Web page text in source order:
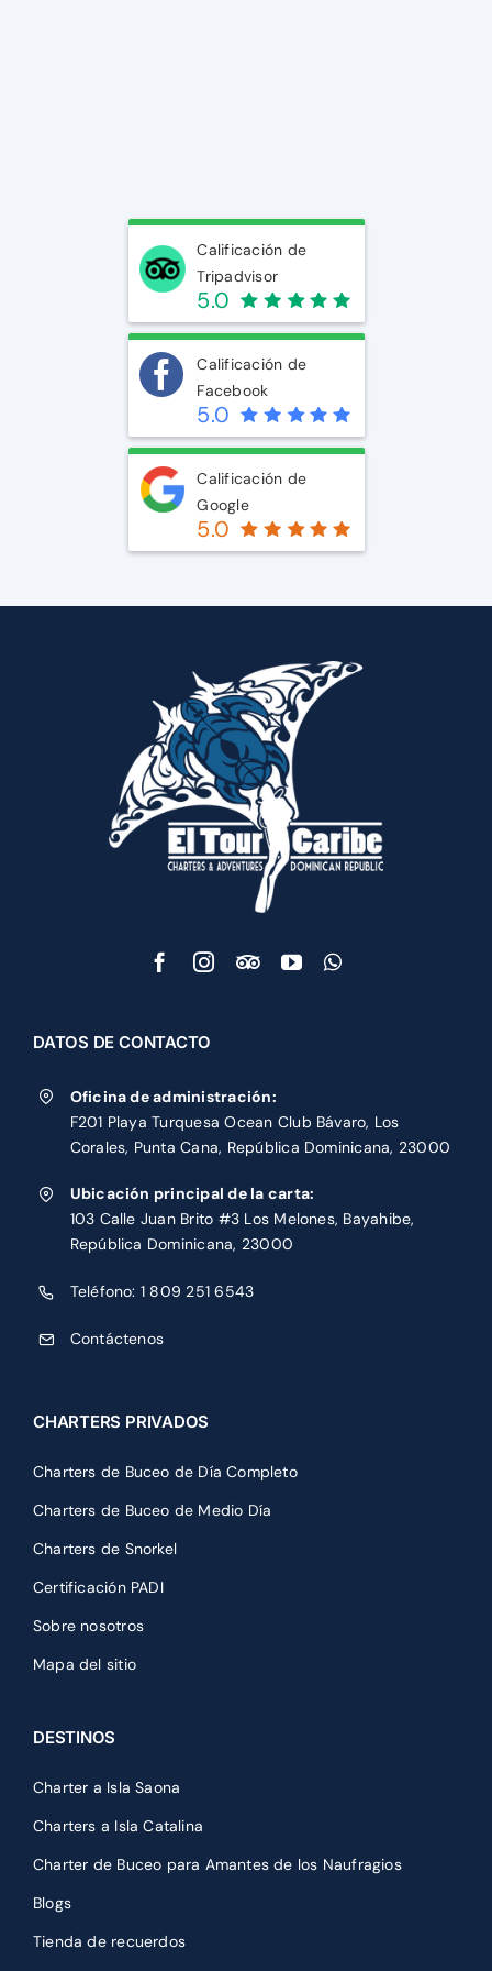
Calificación de
Tripadvisor
5.0
Calificación de
Facebook
5.0
Calificación de
Google
5.0
DATOS DE CONTACTO
Oficina de administración:
F201 Playa Turquesa Ocean Club Bávaro, Los
Corales, Punta Cana, República Dominicana, 23000
Ubicación principal de la carta:
103 Calle Juan Brito #3 Los Melones, Bayahibe,
República Dominicana, 23000
Teléfono: 1 809 251 6543
Contáctenos
CHARTERS PRIVADOS
Charters de Buceo de Día Completo
Charters de Buceo de Medio Día
Charters de Snorkel
Certificación PADI
Sobre nosotros
Mapa del sitio
DESTINOS
Charter a Isla Saona
Charters a Isla Catalina
Charter de Buceo para Amantes de los Naufragios
Blogs
Tienda de recuerdos